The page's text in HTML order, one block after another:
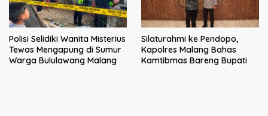
Polisi Selidiki Wanita Misterius
Tewas Mengapung di Sumur
Warga Bululawang Malang
Silaturahmi ke Pendopo,
Kapolres Malang Bahas
Kamtibmas Bareng Bupati